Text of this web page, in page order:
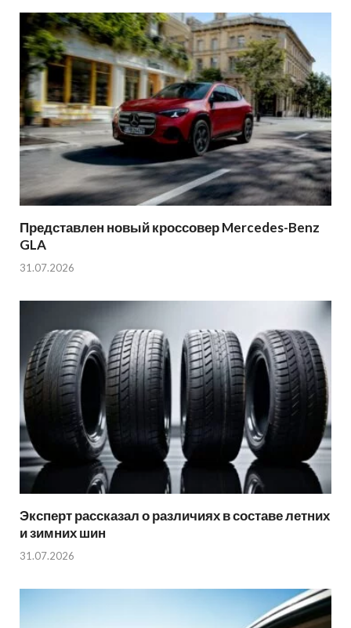
Представлен новый кроссовер Mercedes-Benz
GLA
31.07.2026
Эксперт рассказал о различиях в составе летних
и зимних шин
31.07.2026